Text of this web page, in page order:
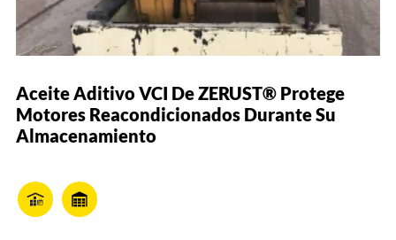
Aceite Aditivo VCI De ZERUST® Protege
Motores Reacondicionados Durante Su
Almacenamiento